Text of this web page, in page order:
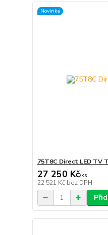
Novinka
75T8C Direct LED TV
27 250 Kč/ks
22 521 Kč bez DPH